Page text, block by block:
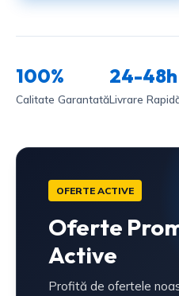
100%
Calitate Garantată
24-48h
Livrare
OFERTE ACTIVE
Oferte
Active
Profită de ofertele